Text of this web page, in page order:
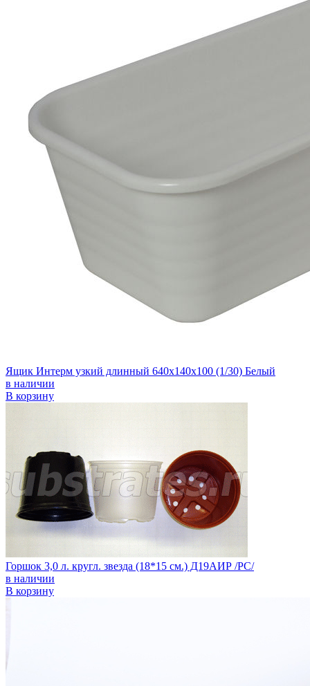
Ящик Интерм узкий длинный 640х140х100 (1/30) Белый
в наличии
В корзину
Горшок 3,0 л. кругл. звезда (18*15 см.) Д19АИР /РС/
в наличии
В корзину